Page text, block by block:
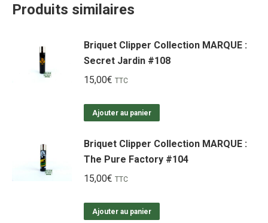
Produits similaires
Briquet Clipper Collection MARQUE :
Secret Jardin #108
15,00€ TTC
Ajouter au panier
Briquet Clipper Collection MARQUE :
The Pure Factory #104
15,00€ TTC
Ajouter au panier